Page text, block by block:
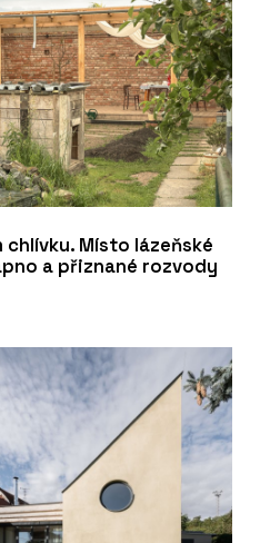
chlívku. Místo lázeňské
a přiznané rozvody